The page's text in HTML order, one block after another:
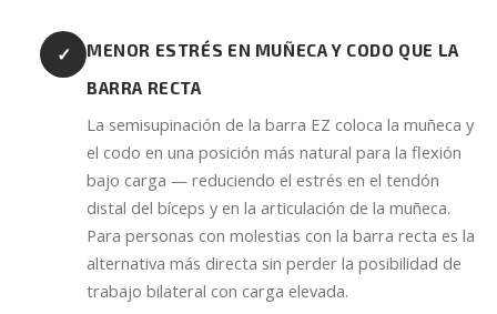
✓
MENOR ESTRÉS EN MUÑECA Y CODO QUE LA
BARRA RECTA
La semisupinación de la barra EZ coloca la muñeca y
el codo en una posición más natural para la flexión
bajo carga — reduciendo el estrés en el tendón
distal del bíceps y en la articulación de la muñeca.
Para personas con molestias con la barra recta es la
alternativa más directa sin perder la posibilidad de
trabajo bilateral con carga elevada.